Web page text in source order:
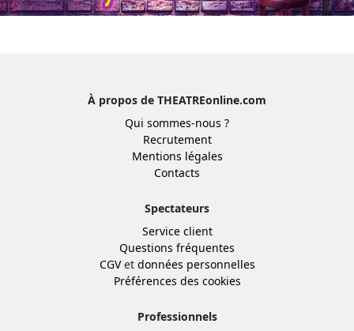
À propos de THEATREonline.com
Qui sommes-nous ?
Recrutement
Mentions légales
Contacts
Spectateurs
Service client
Questions fréquentes
CGVet données personnelles
Préférences des cookies
Professionnels